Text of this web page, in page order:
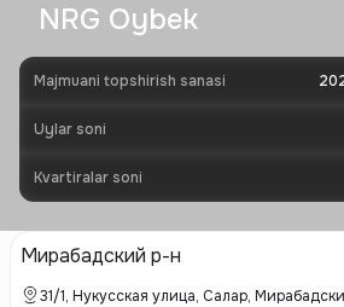
NRG Oybek
Majmuani topshirish sanasi
Uylar soni
Kvartiralar soni
Мирабадский р-н
31/1, Нукусская улица, Салар,